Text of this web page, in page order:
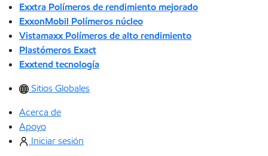
Exxtra Polímeros de rendimiento mejorado
ExxonMobil Polímeros núcleo
Vistamaxx Polímeros de alto rendimiento
Plastómeros Exact
Exxtend tecnología
Sitios Globales
Acerca de
Apoyo
Iniciar sesión